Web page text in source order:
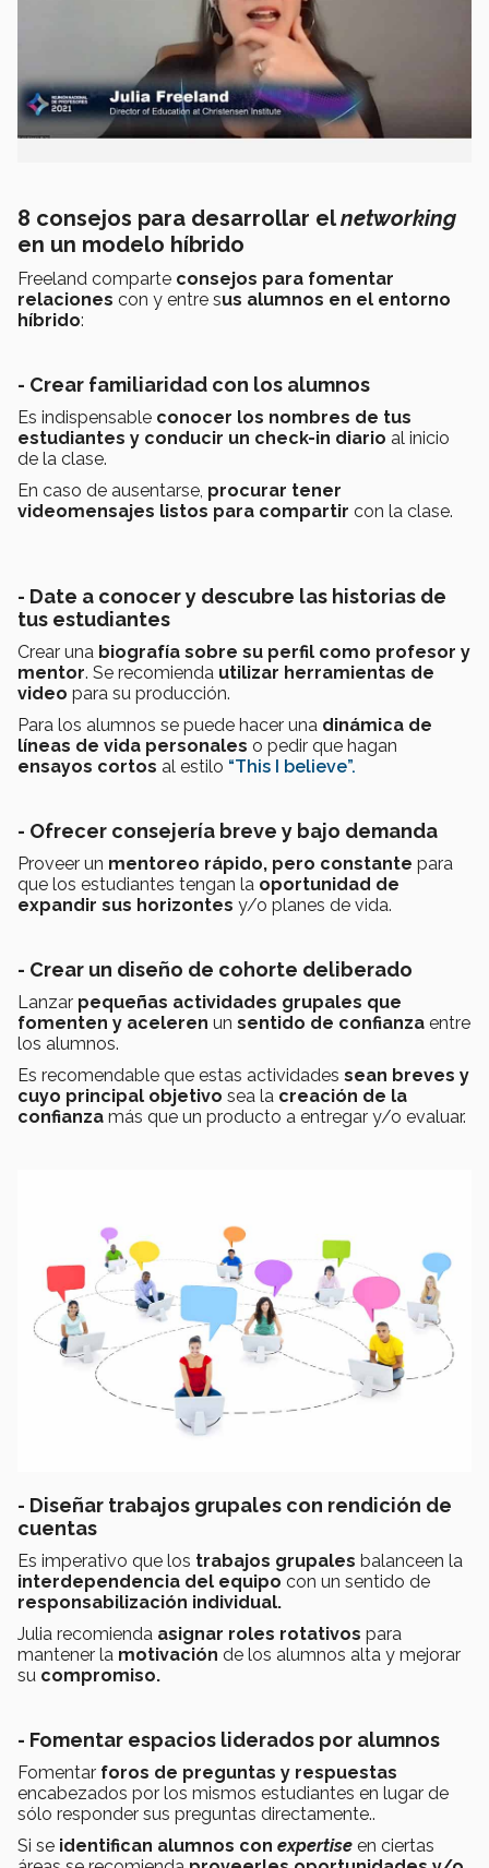
8 consejos para desarrollar elnetworking
en un modelo híbrido
Freeland comparte consejos para fomentar
relaciones con y entre sus alumnos en el entorno
híbrido:
- Crear familiaridad con los alumnos
Es indispensable conocer los nombres de tus
estudiantes y conducir un check-in diario al inicio
de la clase.
En caso de ausentarse, procurar tener
videomensajes listos para compartir con la clase.
- Date a conocer y descubre las historias de
tus estudiantes
Crear una biografía sobre su perfil como profesor y
mentor. Se recomienda utilizar herramientas de
video para su producción.
Para los alumnos se puede hacer una dinámica de
líneas de vida personales o pedir que hagan
ensayos cortos al estilo “This I believe”.
- Ofrecer consejería breve y bajo demanda
Proveer un mentoreo rápido, pero constante para
que los estudiantes tengan la oportunidad de
expandir sus horizontes y/o planes de vida.
- Crear un diseño de cohorte deliberado
Lanzar pequeñas actividades grupales que
fomenten y aceleren un sentido de confianza entre
los alumnos.
Es recomendable que estas actividades sean breves y
cuyo principal objetivo sea la creación de la
confianza más que un producto a entregar y/o evaluar.
- Diseñar trabajos grupales con rendición de
cuentas
Es imperativo que los trabajos grupales balanceen la
interdependencia del equipo con un sentido de
responsabilización individual.
Julia recomienda asignar roles rotativos para
mantener la motivación de los alumnos alta y mejorar
su compromiso.
- Fomentar espacios liderados por alumnos
Fomentar foros de preguntas y respuestas
encabezados por los mismos estudiantes en lugar de
sólo responder sus preguntas directamente..
Si se identifican alumnos con expertise en ciertas